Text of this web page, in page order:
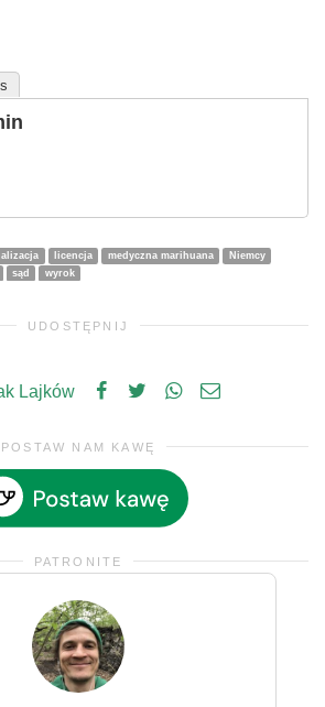
licencja medyczna marihuana
Niemcy
sąd wyrok
UDOSTĘPNIJ
Lajków
POSTAW NAM KAWĘ
PATRONITE